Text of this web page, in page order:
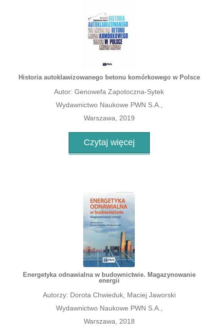
Historia autoklawizowanego betonu komórkowego w Polsce
Autor: Genowefa Zapotoczna-Sytek
Wydawnictwo Naukowe PWN S.A.,
Warszawa, 2019
Czytaj więcej
Energetyka odnawialna w budownictwie. Magazynowanie
energii
Autorzy: Dorota Chwieduk, Maciej Jaworski
Wydawnictwo Naukowe PWN S.A.,
Warszawa, 2018